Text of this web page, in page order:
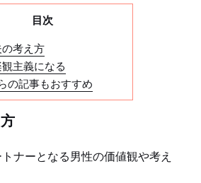
目次
の考え方
主義になる
の記事もおすすめ
ナーとなる男性の価値観や考え